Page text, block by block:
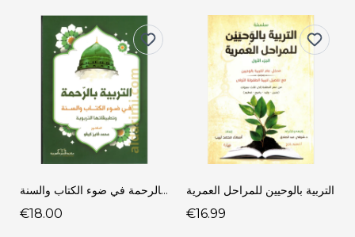
التربية بالرحمة في ضوء الكتاب والسنة
€18.00
التربية بالوحيين للمراحل العمرية
€16.99